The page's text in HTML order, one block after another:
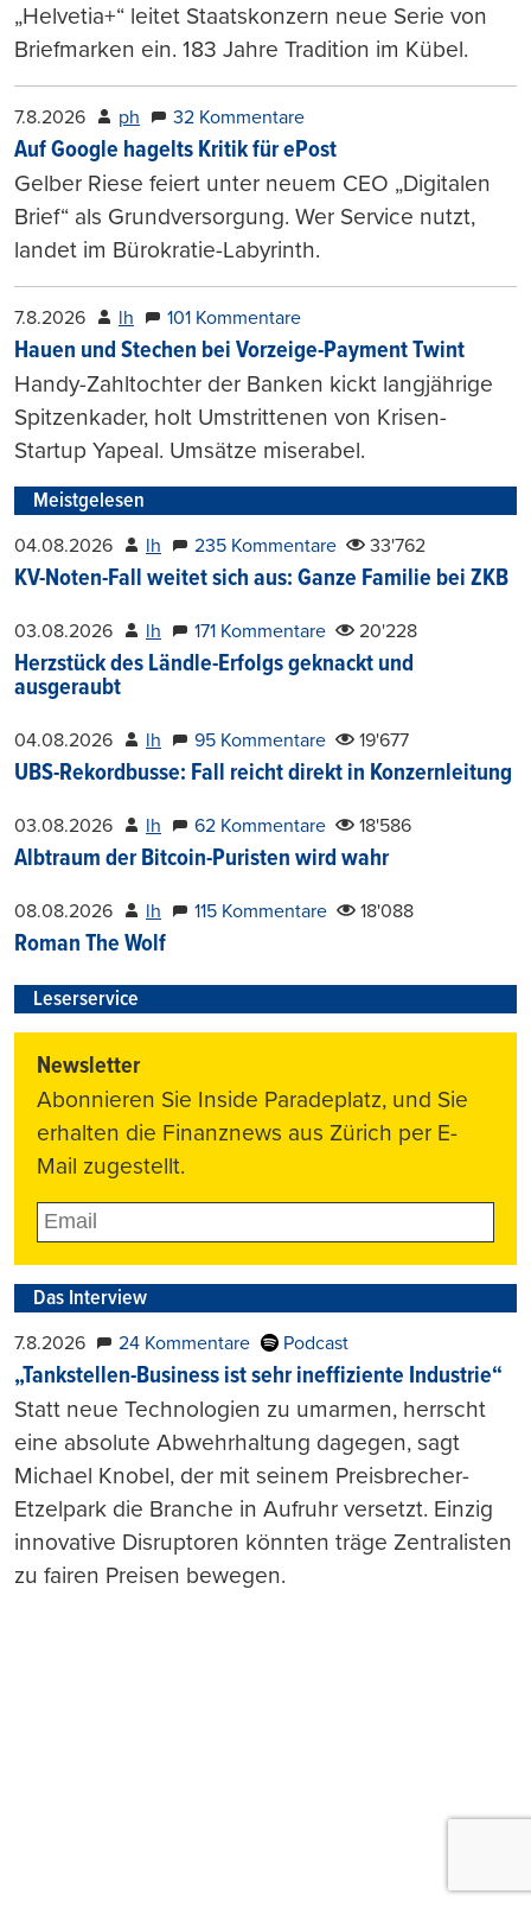
„Helvetia+“ leitet Staatskonzern neue Serie von
Briefmarken ein. 183 Jahre Tradition im Kübel.
7.8.2026 ph 32 Kommentare
Auf Google hagelts Kritik für ePost
Gelber Riese feiert unter neuem CEO „Digitalen
Brief“ als Grundversorgung. Wer Service nutzt,
landet im Bürokratie-Labyrinth.
7.8.2026 lh 101 Kommentare
Hauen und Stechen bei Vorzeige-Payment Twint
Handy-Zahltochter der Banken kickt langjährige
Spitzenkader, holt Umstrittenen von Krisen-
Startup Yapeal. Umsätze miserabel.
Meistgelesen
04.08.2026 lh 235 Kommentare 33'762
KV-Noten-Fall weitet sich aus: Ganze Familie bei ZKB
03.08.2026 lh 171 Kommentare 20'228
Herzstück des Ländle-Erfolgs geknackt und
ausgeraubt
04.08.2026 lh 95 Kommentare 19'677
UBS-Rekordbusse: Fall reicht direkt in Konzernleitung
03.08.2026 lh 62 Kommentare 18'586
Albtraum der Bitcoin-Puristen wird wahr
08.08.2026 lh 115 Kommentare 18'088
Roman The Wolf
Leserservice
Newsletter
Abonnieren Sie Inside Paradeplatz, und Sie
erhalten die Finanznews aus Zürich per E-
Mail zugestellt.
Das Interview
7.8.2026 24 Kommentare Podcast
„Tankstellen-Business ist sehr ineffiziente Industrie“
Statt neue Technologien zu umarmen, herrscht
eine absolute Abwehrhaltung dagegen, sagt
Michael Knobel, der mit seinem Preisbrecher-
Etzelpark die Branche in Aufruhr versetzt. Einzig
innovative Disruptoren könnten träge Zentralisten
zu fairen Preisen bewegen.